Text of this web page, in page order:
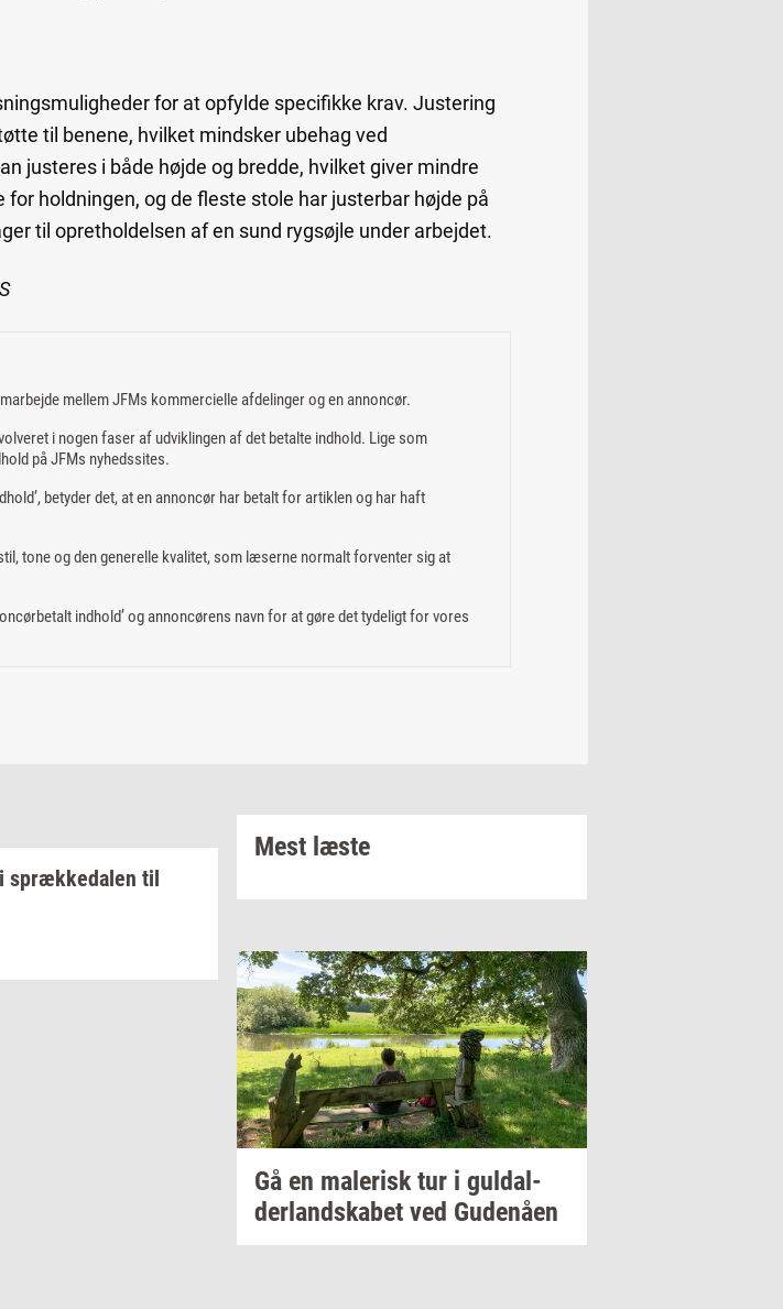
for at opfylde specifikke krav. Justering
til benene, hvilket mindsker ubehag ved
justeres i både højde og bredde, hvilket giver mindre
holdningen, og de fleste stole har justerbar højde på
til opretholdelsen af en sund rygsøjle under arbejdet.
mellem JFMs kommercielle afdelinger og en annoncør.
i nogen faser af udviklingen af det betalte indhold. Lige som
på JFMs nyhedssites.
betyder det, at en annoncør har betalt for artiklen og har haft
tone og den generelle kvalitet, som læserne normalt forventer sig at
indhold’ og annoncørens navn for at gøre det tydeligt for vores
i spræk­ke­da­len til
Mest læste
Gå en ma­le­risktur i gul­dal­
der­land­ska­bet ved Gu­denå­en